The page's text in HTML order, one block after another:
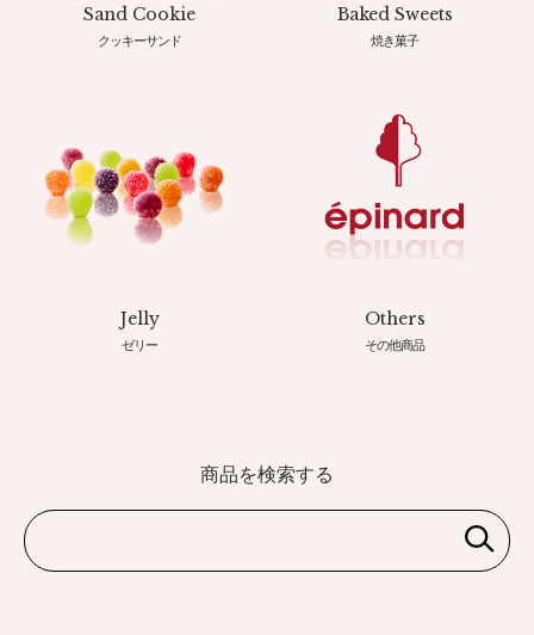
Sand Cookie
クッキーサンド
Baked Sweets
焼き菓子
Jelly
ゼリー
Others
その他商品
商品を検索する